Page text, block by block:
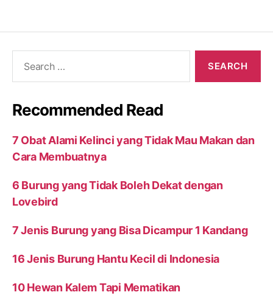
Recommended Read
7 Obat Alami Kelinci yang Tidak Mau Makan dan
Cara Membuatnya
6 Burung yang Tidak Boleh Dekat dengan
Lovebird
7 Jenis Burung yang Bisa Dicampur 1 Kandang
16 Jenis Burung Hantu Kecil di Indonesia
10 Hewan Kalem Tapi Mematikan